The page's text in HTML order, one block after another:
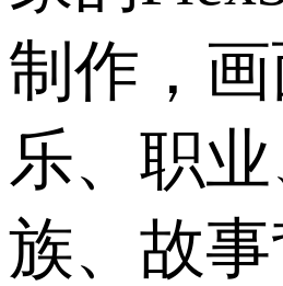
制作，
乐、职
族、故